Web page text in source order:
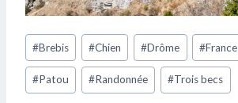
Étiquettes
de
la
#Brebis #Chien #Drôme #France
#Patou #Randonnée #Trois becs